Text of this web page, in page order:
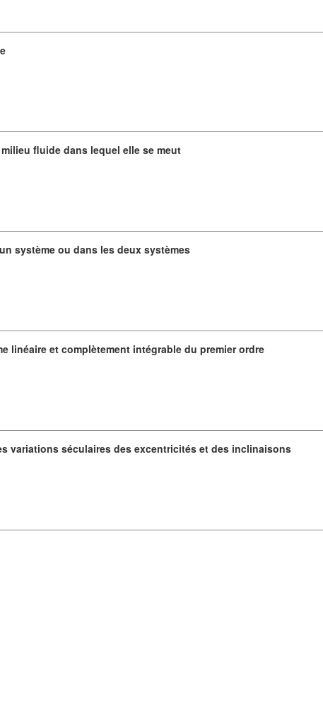
fluide dans lequel elle se meut
système ou dans les deux systèmes
linéaire et complètement intégrable du premier ordre
variations séculaires des excentricités et des inclinaisons